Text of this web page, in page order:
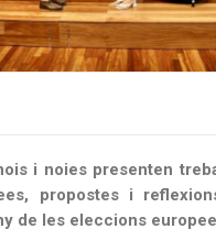
i noies presenten
propostes i
de les eleccions